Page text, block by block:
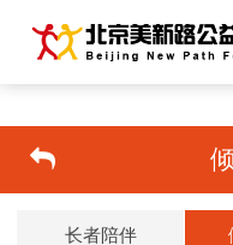
长者陪伴